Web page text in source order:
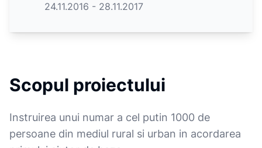
24.11.2016 - 28.11.2017
Scopul proiectului
Instruirea unui numar a cel putin 1000 de
persoane din mediul rural si urban in acordarea